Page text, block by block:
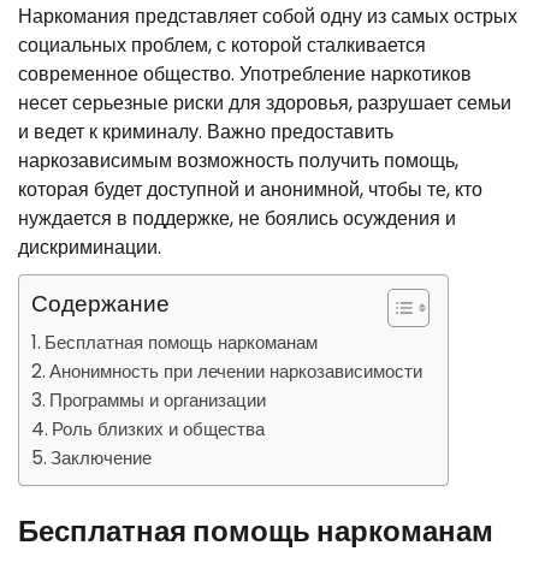
Наркомания представляет собой одну из самых острых
социальных проблем, с которой сталкивается
современное общество. Употребление наркотиков
несет серьезные риски для здоровья, разрушает семьи
и ведет к криминалу. Важно предоставить
наркозависимым возможность получить помощь,
которая будет доступной и анонимной, чтобы те, кто
нуждается в поддержке, не боялись осуждения и
дискриминации.
Содержание
Бесплатная помощь наркоманам
Анонимность при лечении наркозависимости
Программы и организации
Роль близких и общества
Заключение
Бесплатная помощь наркоманам